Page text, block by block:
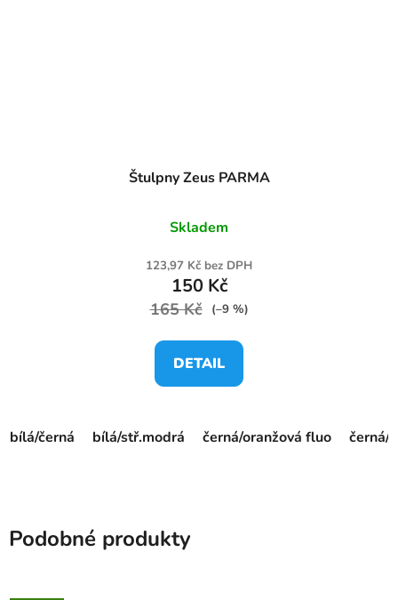
Štulpny Zeus PARMA
Skladem
123,97 Kč bez DPH
150 Kč
165 Kč (–9 %)
DETAIL
bílá/černá bílá/stř.modrá černá/oranžová fluo černá/
Podobné produkty